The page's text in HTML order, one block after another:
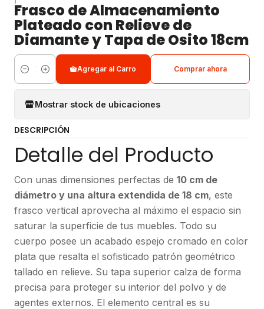
Frasco de Almacenamiento
Plateado con Relieve de
Diamante y Tapa de Osito 18cm
Cantidad
Agregar al Carro Comprar ahora
Mostrar stock de ubicaciones
DESCRIPCIÓN
Detalle del Producto
Con unas dimensiones perfectas de 10 cm de
diámetro y una altura extendida de 18 cm, este
frasco vertical aprovecha al máximo el espacio sin
saturar la superficie de tus muebles. Todo su
cuerpo posee un acabado espejo cromado en color
plata que resalta el sofisticado patrón geométrico
tallado en relieve. Su tapa superior calza de forma
precisa para proteger su interior del polvo y de
agentes externos. El elemento central es su